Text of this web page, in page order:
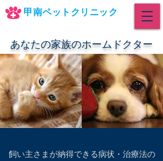
甲南ペットクリニック
あなたの家族のホームドクター
飼い主さまが納得できる病状・治療法の